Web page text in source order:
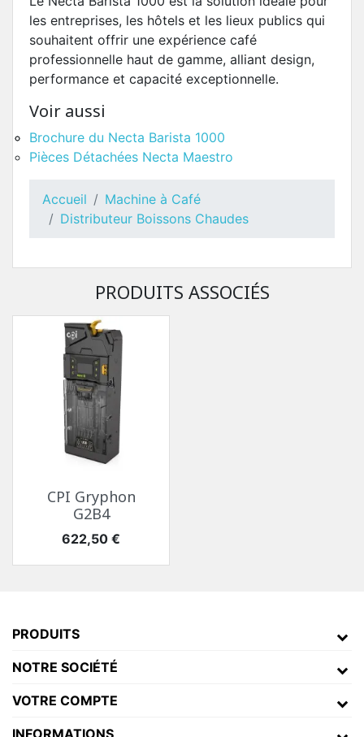
les entreprises, les hôtels et les lieux publics qui
souhaitent offrir une expérience café
professionnelle haut de gamme, alliant design,
performance et capacité exceptionnelle.
Voir aussi
Brochure du Necta Barista 1000
Pièces Détachées Necta Maestro
Accueil
Machine à Café
Distributeur Boissons Chaudes
PRODUITS ASSOCIÉS
CPI Gryphon
G2B4
Prix
622,50 €
PRODUITS
NOTRE SOCIÉTÉ
VOTRE COMPTE